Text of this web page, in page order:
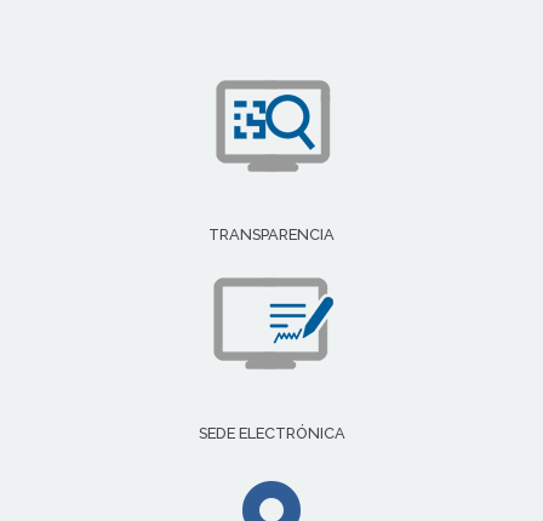
TRANSPARENCIA
SEDE ELECTRÓNICA